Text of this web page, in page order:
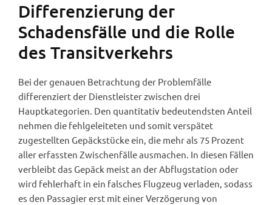
Differenzierung der
Schadensfälle und die Rolle
des Transitverkehrs
Bei der genauen Betrachtung der Problemfälle
differenziert der Dienstleister zwischen drei
Hauptkategorien. Den quantitativ bedeutendsten Anteil
nehmen die fehlgeleiteten und somit verspätet
zugestellten Gepäckstücke ein, die mehr als 75 Prozent
aller erfassten Zwischenfälle ausmachen. In diesen Fällen
verbleibt das Gepäck meist an der Abflugstation oder
wird fehlerhaft in ein falsches Flugzeug verladen, sodass
es den Passagier erst mit einer Verzögerung von